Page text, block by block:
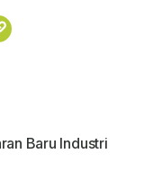
Baru Industri